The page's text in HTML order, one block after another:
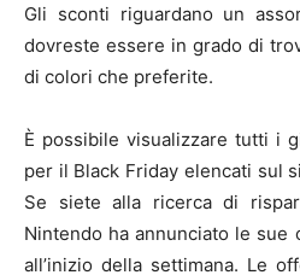
Gli sconti riguardano un
dovreste essere in grado di
di colori che preferite.
È possibile visualizzare tutti i
per il Black Friday elencati sul
Se siete alla ricerca di
Nintendo ha annunciato le
all’inizio della settimana. Le